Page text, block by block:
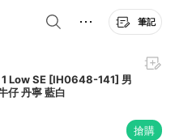
筆記
Low SE [IH0648-141] 男
仔 丹寧 藍白
搶購